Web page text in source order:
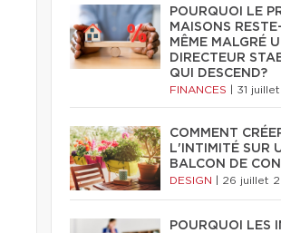
POURQUOI LE
MAISONS
MÊME MALGRÉ
DIRECTEUR
QUI DESCEND?
FINANCES 31
COMMENT
L'INTIMITÉ SUR
BALCON DE
DESIGN 26 juillet
POURQUOI LES